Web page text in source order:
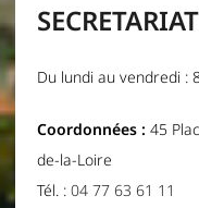
SECRETARIAT
Du lundi au vendredi :
Coordonnées : 45
de-la-Loire
Tél. : 04 77 63 61 11